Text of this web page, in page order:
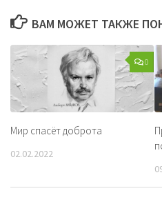
ВАМ МОЖЕТ ТАКЖЕ
0
Мир спасёт доброта
02.02.2022